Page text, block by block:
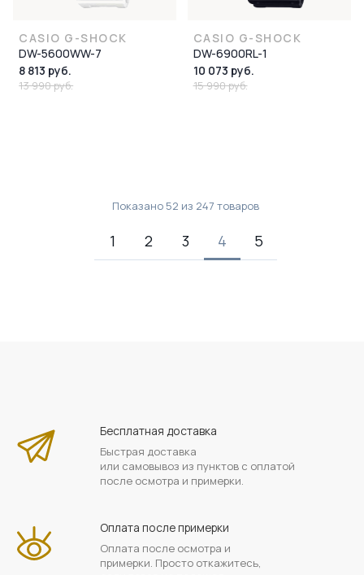
CASIO G-SHOCK
DW-5600WW-7
8 813 руб.
13 990 руб.
CASIO G-SHOCK
DW-6900RL-1
10 073 руб.
15 990 руб.
Показано 52 из 247 товаров
1 2 3 4 5
Бесплатная доставка
Быстрая доставка
или самовывоз из пунктов с оплатой
после осмотра и примерки.
Оплата после примерки
Оплата после осмотра и
примерки. Просто откажитесь,